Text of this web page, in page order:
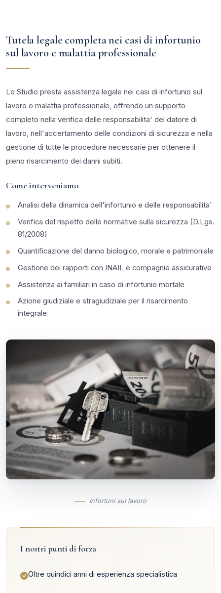
Tutela legale completa nei casi di infortunio
sul lavoro e malattia professionale
Lo Studio presta assistenza legale nei casi di infortunio sul
lavoro o malattia professionale, offrendo un supporto
completo nella verifica delle responsabilita' del datore di
lavoro, nell'accertamento delle condizioni di sicurezza e nella
gestione di tutte le procedure necessarie per ottenere il
pieno risarcimento dei danni subiti.
Come interveniamo
Analisi della dinamica dell'infortunio e delle responsabilita'
Verifica del rispetto delle normative sulla sicurezza (D.Lgs.
81/2008)
Quantificazione del danno biologico, morale e patrimoniale
Gestione dei rapporti con INAIL e compagnie assicurative
Assistenza ai familiari in caso di infortunio mortale
Azione giudiziale e stragiudiziale per il risarcimento
integrale
Infortuni sul lavoro
I nostri punti di forza
Oltre quindici anni di esperienza specialistica